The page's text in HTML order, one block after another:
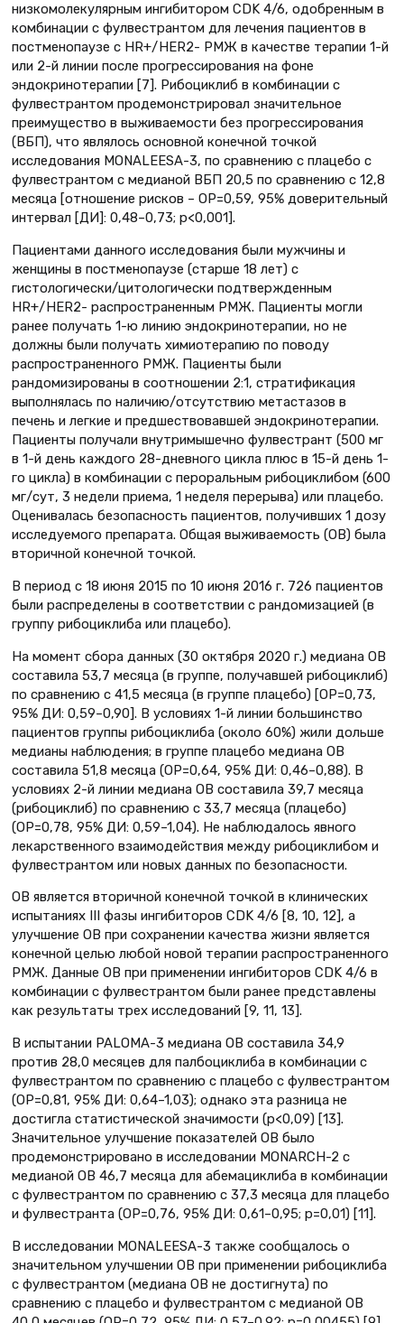
низкомолекулярным ингибитором CDK 4/6, одобренным в
комбинации с фулвестрантом для лечения пациентов в
постменопаузе с HR+/HER2- РМЖ в качестве терапии 1-й
или 2-й линии после прогрессирования на фоне
эндокринотерапии [7]. Рибоциклиб в комбинации с
фулвестрантом продемонстрировал значительное
преимущество в выживаемости без прогрессирования
(ВБП), что являлось основной конечной точкой
исследования MONALEESA-3, по сравнению с плацебо с
фулвестрантом с медианой ВБП 20,5 по сравнению с 12,8
месяца [отношение рисков – ОР=0,59, 95% доверительный
интервал [ДИ]: 0,48–0,73; p<0,001].
Пациентами данного исследования были мужчины и
женщины в постменопаузе (старше 18 лет) с
гистологически/цитологически подтвержденным
HR+/HER2- распространенным РМЖ. Пациенты могли
ранее получать 1-ю линию эндокринотерапии, но не
должны были получать химиотерапию по поводу
распространенного РМЖ. Пациенты были
рандомизированы в соотношении 2:1, стратификация
выполнялась по наличию/отсутствию метастазов в
печень и легкие и предшествовавшей эндокринотерапии.
Пациенты получали внутримышечно фулвестрант (500 мг
в 1-й день каждого 28-дневного цикла плюс в 15-й день 1-
го цикла) в комбинации с пероральным рибоциклибом (600
мг/сут, 3 недели приема, 1 неделя перерыва) или плацебо.
Оценивалась безопасность пациентов, получивших 1 дозу
исследуемого препарата. Общая выживаемость (ОВ) была
вторичной конечной точкой.
В период с 18 июня 2015 по 10 июня 2016 г. 726 пациентов
были распределены в соответствии с рандомизацией (в
группу рибоциклиба или плацебо).
На момент сбора данных (30 октября 2020 г.) медиана ОВ
составила 53,7 месяца (в группе, получавшей рибоциклиб)
по сравнению с 41,5 месяца (в группе плацебо) [ОР=0,73,
95% ДИ: 0,59–0,90]. В условиях 1-й линии большинство
пациентов группы рибоциклиба (около 60%) жили дольше
медианы наблюдения; в группе плацебо медиана ОВ
составила 51,8 месяца (ОР=0,64, 95% ДИ: 0,46–0,88). В
условиях 2-й линии медиана ОВ составила 39,7 месяца
(рибоциклиб) по сравнению с 33,7 месяца (плацебо)
(ОР=0,78, 95% ДИ: 0,59–1,04). Не наблюдалось явного
лекарственного взаимодействия между рибоциклибом и
фулвестрантом или новых данных по безопасности.
ОВ является вторичной конечной точкой в клинических
испытаниях III фазы ингибиторов CDK 4/6 [8, 10, 12], а
улучшение ОВ при сохранении качества жизни является
конечной целью любой новой терапии распространенного
РМЖ. Данные ОВ при применении ингибиторов CDK 4/6 в
комбинации с фулвестрантом были ранее представлены
как результаты трех исследований [9, 11, 13].
В испытании PALOMA-3 медиана ОВ составила 34,9
против 28,0 месяцев для палбоциклиба в комбинации с
фулвестрантом по сравнению с плацебо с фулвестрантом
(ОР=0,81, 95% ДИ: 0,64–1,03); однако эта разница не
достигла статистической значимости (p<0,09) [13].
Значительное улучшение показателей ОВ было
продемонстрировано в исследовании MONARCH-2 с
медианой ОВ 46,7 месяца для абемациклиба в комбинации
с фулвестрантом по сравнению с 37,3 месяца для плацебо
и фулвестранта (ОР=0,76, 95% ДИ: 0,61–0,95; p=0,01) [11].
В исследовании MONALEESA-3 также сообщалось о
значительном улучшении ОВ при применении рибоциклиба
с фулвестрантом (медиана ОВ не достигнута) по
сравнению с плацебо и фулвестрантом с медианой ОВ